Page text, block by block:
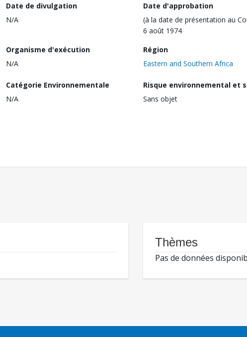
Date de divulgation
N/A
Date d'approbation
(à la date de présentation au
6 août 1974
Organisme d'exécution
N/A
Région
Eastern and Southern Africa
Catégorie Environnementale
N/A
Risque environnemental et
Sans objet
Thèmes
Pas de données